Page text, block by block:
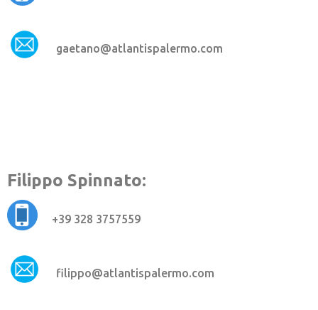
gaetano@atlantispalermo.com
Filippo Spinnato:
+39 328 3757559
filippo@atlantispalermo.com